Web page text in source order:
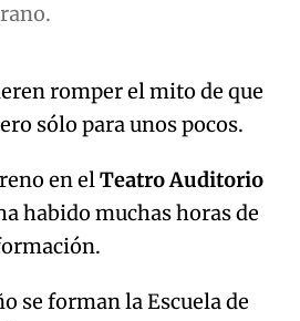
romper el mito de que
sólo para unos pocos.
en elTeatro Auditorio
habido muchas horas de
se forman la Escuela de